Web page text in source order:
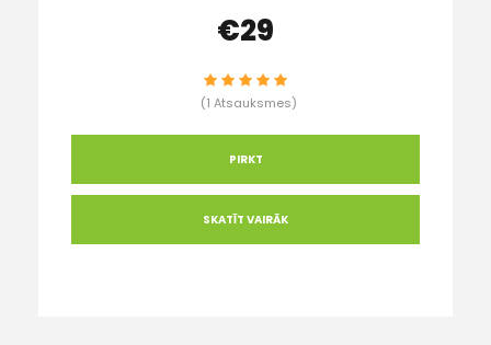
€29
(1 Atsauksmes)
PIRKT
SKATĪT VAIRĀK